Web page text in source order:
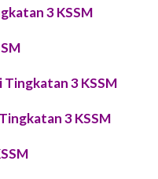
3 KSSM
3 KSSM
3 KSSM